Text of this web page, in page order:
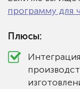
программу для
Плюсы: